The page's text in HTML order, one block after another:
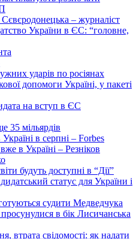
Сєвєродонецька – журналіст
України в ЄС: “головне,
ударів по росіянах
допомоги Україні, у пакеті
на вступ в ЄС
35 мільярдів
в серпні – Forbes
в Україні – Резніков
будуть доступні в “Дії”
статус для України і
судити Медведчука
в бік Лисичанська
втрата свідомості: як надати